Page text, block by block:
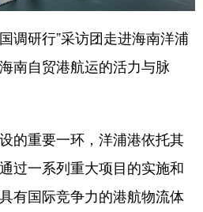
研行”采访团走进海南洋浦
南自贸港航运的活力与脉
重要一环，洋浦港依托其
过一系列重大项目的实施和
有国际竞争力的港航物流体